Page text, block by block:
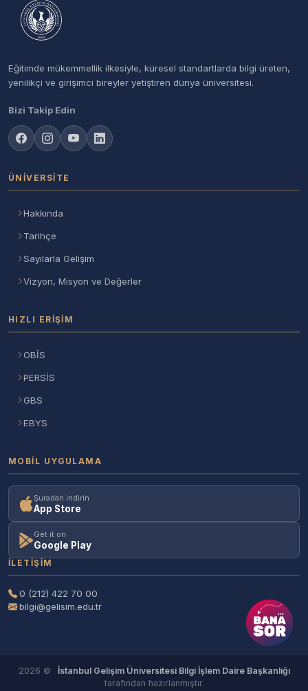
Eğitimde mükemmellik ilkesiyle, küresel standartlarda bilgi üreten,
yenilikçi ve girişimci bireyler yetiştiren dünya üniversitesi.
Bizi Takip Edin
ÜNIVERSITE
Hakkında
Tarihçe
Sayılarla Gelişim
Vizyon, Misyon ve Değerler
HIZLI ERIŞIM
OBİS
PERSİS
GBS
EBYS
MOBIL UYGULAMA
Şuradan indirin
App Store
Get it on
Google Play
İLETIŞIM
0 (212) 422 70 00
bilgi@gelisim.edu.tr
2026 ©
İstanbul Gelişim Üniversitesi Bilgi İşlem Daire Başkanlığı
tarafından hazırlanmıştır.